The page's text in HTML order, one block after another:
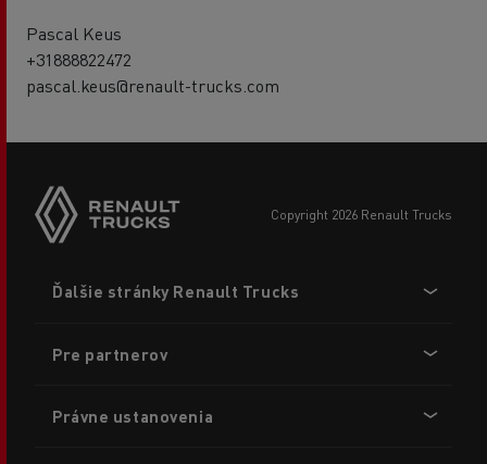
Pascal Keus
+31888822472
pascal.keus@renault-trucks.com
copyright 2026 Renault Trucks
menu
Ďalšie stránky Renault Trucks
Pre partnerov
Právne ustanovenia